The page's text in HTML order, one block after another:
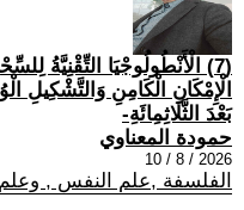
(7) الْأَنْطُولُوجْيَا التِّقْنِيَّةُ
الْإِمْكَانِ الْكَامِنِ وَالتَّشْكِيلِ
بَعْدَ الثَّلَاثِمِائَةِ-
حمودة المعناوي
2026 / 8 / 10
الفلسفة ,علم النفس , وعلم